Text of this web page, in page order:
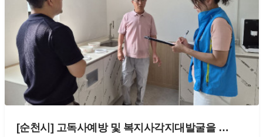
[순천시] 고독사예방 및 복지사각지대발굴을 …